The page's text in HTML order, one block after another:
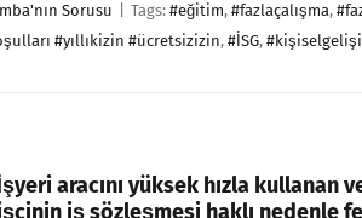
Sorusu Tags:#eğitim,#fazlaçalışma,
#yıllıkizin #ücretsizizin,#İSG,
aracını yüksek hızla kullanan
iş sözleşmesi haklı nedenle